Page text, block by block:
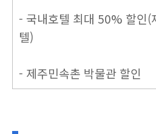
- 국내호텔 최대 50% 할인
텔)
- 제주민속촌 박물관 할인